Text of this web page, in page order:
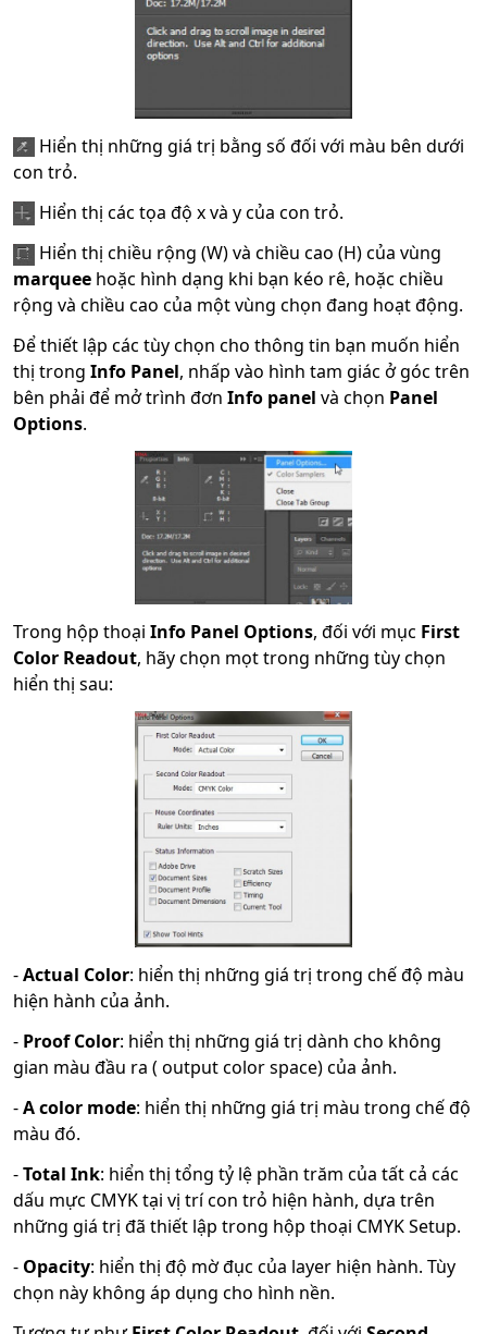
Hiển thị những giá trị bằng số đối với màu bên dưới
con trỏ.
Hiển thị các tọa độ x và y của con trỏ.
Hiển thị chiều rộng (W) và chiều cao (H) của vùng
marquee hoặc hình dạng khi bạn kéo rê, hoặc chiều
rộng và chiều cao của một vùng chọn đang hoạt động.
Để thiết lập các tùy chọn cho thông tin bạn muốn hiển
thị trong Info Panel, nhấp vào hình tam giác ở góc trên
bên phải để mở trình đơn Info panel và chọn Panel
Options.
Trong hộp thoại Info Panel Options, đối với mục First
Color Readout, hãy chọn mọt trong những tùy chọn
hiển thị sau:
-Actual Color: hiển thị những giá trị trong chế độ màu
hiện hành của ảnh.
- Proof Color: hiển thị những giá trị dành cho không
gian màu đầu ra ( output color space) của ảnh.
-A color mode: hiển thị những giá trị màu trong chế độ
màu đó.
-Total Ink: hiển thị tổng tỷ lệ phần trăm của tất cả các
dấu mực CMYK tại vị trí con trỏ hiện hành, dựa trên
những giá trị đã thiết lập trong hộp thoại CMYK Setup.
- Opacity: hiển thị độ mờ đục của layer hiện hành. Tùy
chọn này không áp dụng cho hình nền.